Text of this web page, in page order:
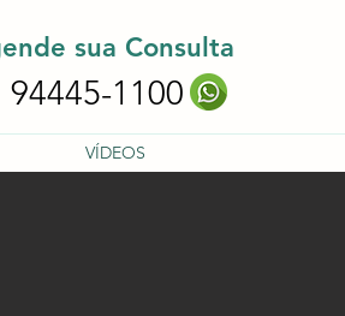
sua Consulta
94445-1100
VÍDEOS